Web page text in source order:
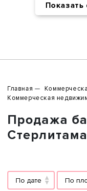
Показать
Главная
Коммерческая
Продажа
По дате По